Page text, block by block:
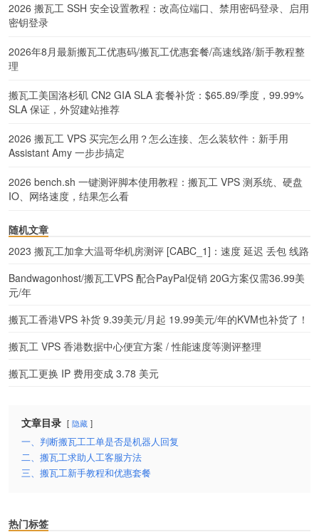
2026 搬瓦工 SSH 安全设置教程：改高位端口、禁用密码登录、启用
密钥登录
2026年8月最新搬瓦工优惠码/搬瓦工优惠套餐/高速线路/新手教程整
理
搬瓦工美国洛杉矶 CN2 GIA SLA 套餐补货：$65.89/季度，99.99%
SLA 保证，外贸建站推荐
2026 搬瓦工 VPS 买完怎么用？怎么连接、怎么装软件：新手用
Assistant Amy 一步步搞定
2026 bench.sh 一键测评脚本使用教程：搬瓦工 VPS 测系统、硬盘
IO、网络速度，结果怎么看
随机文章
2023 搬瓦工加拿大温哥华机房测评 [CABC_1]：速度 延迟 丢包 线路
Bandwagonhost/搬瓦工VPS 配合PayPal促销 20G方案仅需36.99美
元/年
搬瓦工香港VPS 补货 9.39美元/月起 19.99美元/年的KVM也补货了！
搬瓦工 VPS 香港数据中心便宜方案 / 性能速度等测评整理
搬瓦工更换 IP 费用变成 3.78 美元
文章目录 隐藏
一、判断搬瓦工工单是否是机器人回复
二、搬瓦工求助人工客服方法
三、搬瓦工新手教程和优惠套餐
热门标签